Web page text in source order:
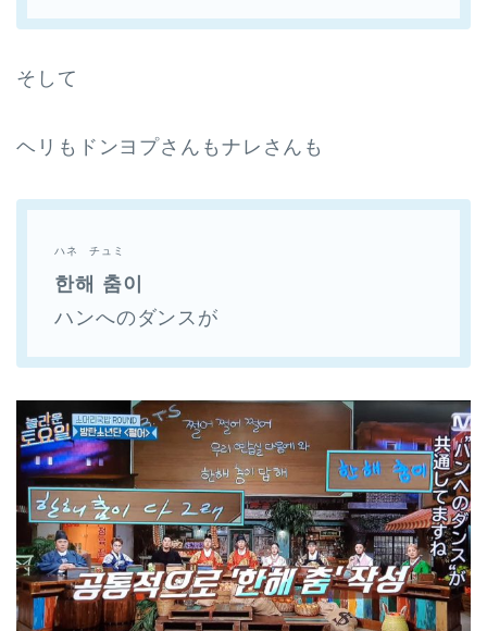
そして
ヘリもドンヨプさんもナレさんも
ハネ チュミ
한해 춤이
ハンへのダンスが